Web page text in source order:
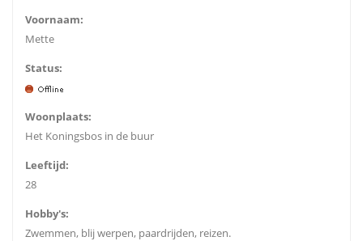
Voornaam:
Mette
Status:
Woonplaats:
Het Koningsbos in de buur
Leeftijd:
28
Hobby's:
Zwemmen, blij werpen, paardrijden, reizen.